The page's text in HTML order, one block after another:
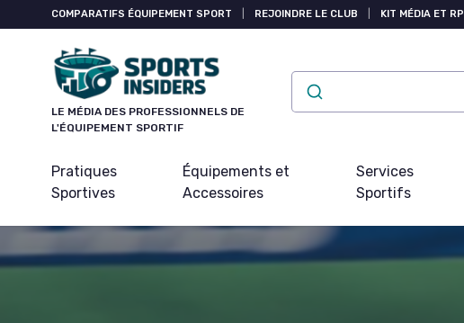
COMPARATIFS ÉQUIPEMENT SPORT REJOINDRE LE CLUB KIT MÉDIA ET RP
LE MÉDIA DES PROFESSIONNELS DE
L'ÉQUIPEMENT SPORTIF
Pratiques
Sportives
Équipements et
Accessoires
Services
Sportifs
Panneau de gestion des cookies